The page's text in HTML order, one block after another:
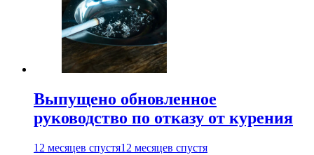
Выпущено обновленное
руководство по отказу от курения
12 месяцев спустя12 месяцев спустя